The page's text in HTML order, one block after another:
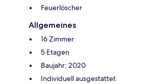
Feuerlöscher
Allgemeines
16 Zimmer
5 Etagen
Baujahr: 2020
Individuell ausgestattet